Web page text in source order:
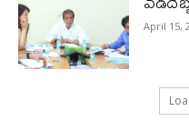
April 15,